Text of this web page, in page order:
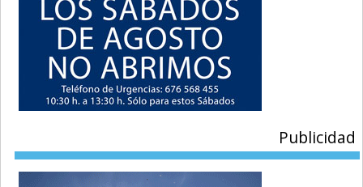
Publicidad